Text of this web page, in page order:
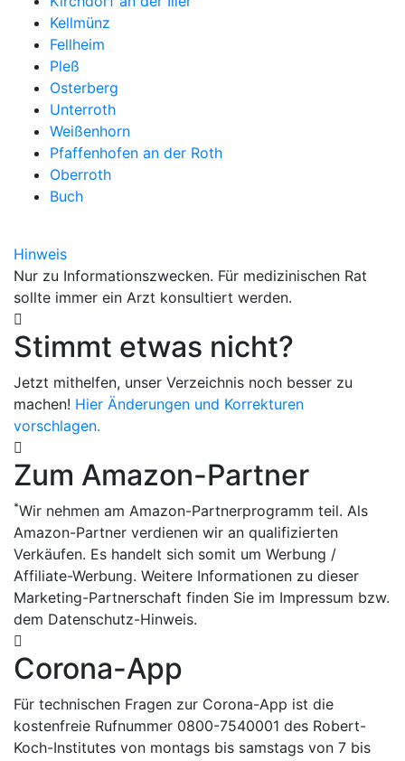
Kellmünz
Fellheim
Pleß
Osterberg
Unterroth
Weißenhorn
Pfaffenhofen an der Roth
Oberroth
Buch
Hinweis
Nur zu Informationszwecken. Für medizinischen Rat
sollte immer ein Arzt konsultiert werden.
Stimmt etwas nicht?
Jetzt mithelfen, unser Verzeichnis noch besser zu
machen! Hier Änderungen und Korrekturen
vorschlagen.
Zum Amazon-Partner
*Wir nehmen am Amazon-Partnerprogramm teil. Als
Amazon-Partner verdienen wir an qualifizierten
Verkäufen. Es handelt sich somit um Werbung /
Affiliate-Werbung. Weitere Informationen zu dieser
Marketing-Partnerschaft finden Sie im Impressum bzw.
dem Datenschutz-Hinweis.
Corona-App
Für technischen Fragen zur Corona-App ist die
kostenfreie Rufnummer 0800-7540001 des Robert-
Koch-Institutes von montags bis samstags von 7 bis